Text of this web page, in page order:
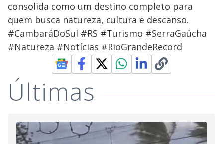
consolida como um destino completo para
quem busca natureza, cultura e descanso.
#CambaráDoSul #RS #Turismo #SerraGaúcha
#Natureza #Notícias #RioGrandeRecord
Últimas